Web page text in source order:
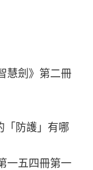
慧劍》第二冊
「防護」有哪
一五四冊第一